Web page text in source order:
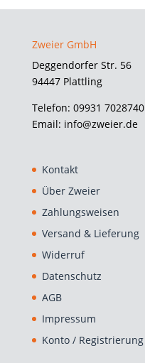
Zweier GmbH
Deggendorfer Str. 56
94447 Plattling
Telefon: 09931 7028740
Email: info@zweier.de
Kontakt
Über Zweier
Zahlungsweisen
Versand & Lieferung
Widerruf
Datenschutz
AGB
Impressum
Konto / Registrierung